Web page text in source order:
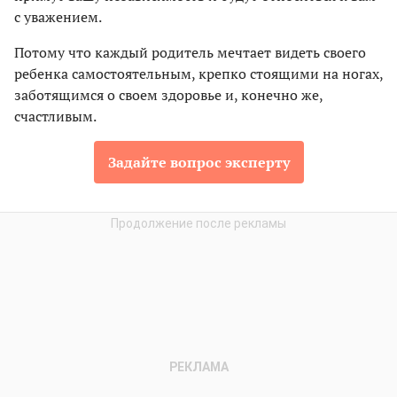
с уважением.
Потому что каждый родитель мечтает видеть своего
ребенка самостоятельным, крепко стоящими на ногах,
заботящимся о своем здоровье и, конечно же,
счастливым.
Задайте вопрос эксперту